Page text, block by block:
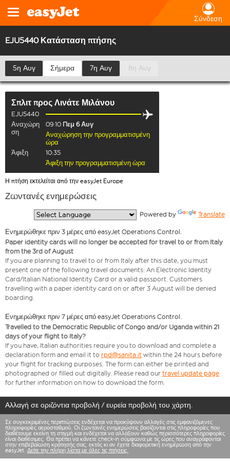
Σύνδεση
EJU5440 Κατάσταση πτήσης
5η Αυγ Σήμερα 7η Αυγ 8η Αυγ
Σπλιτ προς Λινάτε Μιλάνου
EJU5440
Αναχώρη
ση
09:10 Πεμ 6 Αυγ
Αναχώρηση την προγραμματισμένη
ώρα
Άφιξη
10:35
Άφιξη την προγραμματισμένη ώρα
Η πτήση εκτελείται από την easyJet Europe
Ζωντανές ενημερώσεις
Powered by Translate
Ενημερώθηκε πριν 3 μέρες από easyJet Operations Control.
Paper identity cards will no longer be accepted for travel to or from Italy
from the 3rd of August
If you are planning to travel to or from Italy after this date, you must
present one of the following travel documents: An Electronic Identity
Card/Italian National Identity Card or a valid passport. Customers
travelling with a paper identity card on or after 3 August will be denied
boarding.
Ενημερώθηκε πριν 7 μέρες από easyJet Operations Control.
Travelled to the Democratic Republic of Congo and/or Uganda within 21
days of your flight to Italy?
If you have, Italian authorities require you to download and complete a
declaration form and email it to rpd@sanita.it within the 24 hours before
your flight for tracking purposes. The form can either be printed and
photographed or filled out digitally. Please read our travel update page
for further information on how to download the form.
Αλλαγή σε οριζόντια προβολή / ευρεία προβολή του χάρτη.
Σε συγκεκριμένες περιπτώσεις ενδέχεται να προκύψουν αλλαγές στις εμφανιζόμενες
πληροφορίες αεροσταθμού. Οι ζωντανές ενημερώσεις βασίζονται στις πληροφορίες που
διαθέτουμε εκείνη τη στιγμή και ενδέχεται να αλλάξουν καθώς περισσότερες πληροφορίες
είναι διαθέσιμες. Θα πρέπει να κάνετε check-in σύμφωνα με τις ώρες που αναγράφονται
στην επιβεβαίωση κράτησής σας, εκτός κι αν έχετε διαφορετική ενημέρωση από την
easyJet. Δείτε την πλήρη λίστα με όλες τις πτήσεις.